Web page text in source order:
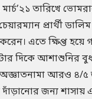
তারিখে
প্রার্থী
এতে ক্ষিপ্ত
দিকে আশাশুনির
আরও ৪/৫ জন
জন্য শাসায়